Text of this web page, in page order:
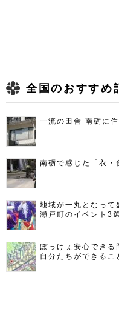
全国のおすすめ
一流の田舎 南砺に
南砺で感じた「衣・
地域が一丸となって
瀬戸町のイベント3選
ぼっけぇ安心できる
自分たちができるこ